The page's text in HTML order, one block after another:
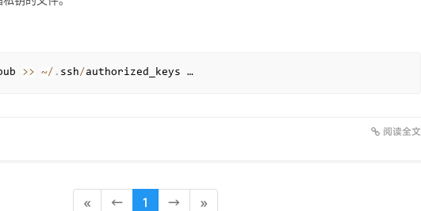
>> ~/ . ssh/ authorized_keys …
阅读全文
« ← 1 → »